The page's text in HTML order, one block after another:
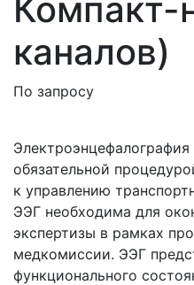
Компакт-
каналов)
По запросу
Электроэнцефалография
обязательной
к управлению
ЭЭГ необходима для
экспертизы в рамках
медкомиссии. ЭЭГ
функционального